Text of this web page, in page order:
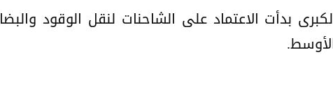
بدأت الاعتماد على الشاحنات لنقل الوقود